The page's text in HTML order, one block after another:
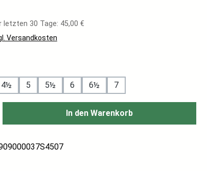
30 Tage: 45,00 €
Versandkosten
4½ 5 5½ 6 6½ 7
gewünschten Wert ein oder benutze die Schaltflächen um
In den Warenkorb